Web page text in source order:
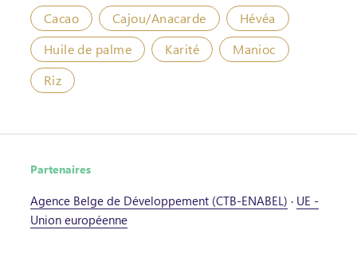
Cacao Cajou/Anacarde
Hévéa
Huile de palme
Karité
Manioc
Riz
Partenaires
Agence Belge de Développement (CTB-ENABEL) · UE -
Union européenne